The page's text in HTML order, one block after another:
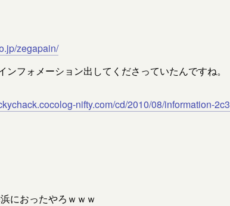
zegapain/
ンフォメーション出してくださっていたんですね。
nifty.com/cd/2010/08/information-
におったやろｗｗｗ